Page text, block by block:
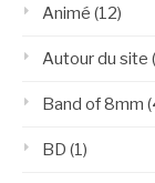
Animé (12)
Autour du site
Band of 8mm
BD (1)